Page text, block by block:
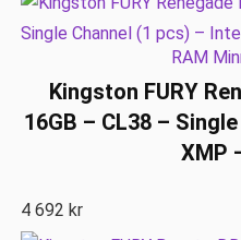
RAM
Kingston FURY
16GB – CL38 –
XMP
4 692 kr